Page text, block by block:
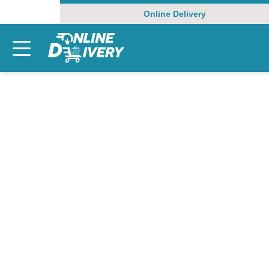
Online Delivery